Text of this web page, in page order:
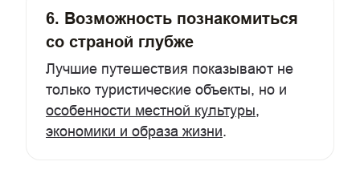
6. Возможность познакомиться
со страной глубже
Лучшие путешествия показывают не
только туристические объекты, но и
особенности местной культуры,
экономики и образа жизни.